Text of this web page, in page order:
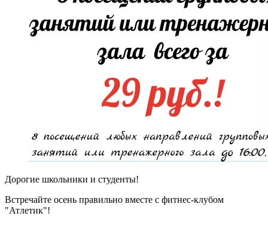
Дорогие школьники и студенты!
Встречайте осень правильно вместе с фитнес-клубом
"Атлетик"!